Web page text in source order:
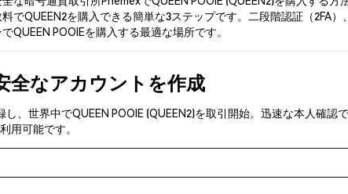
でQUEEN2を購入できる簡単な3ステップです。二段階認証（2FA
QUEEN POOIEを購入する最適な場所です。
全なアカウントを作成
し、世界中でQUEEN POOIE (QUEEN2)を取引開始。迅速な本人確
用可能です。